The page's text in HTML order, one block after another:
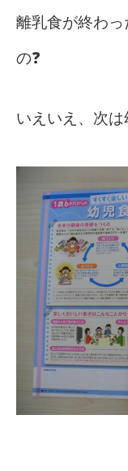
離乳食が終わ
の❓
いえいえ、次は